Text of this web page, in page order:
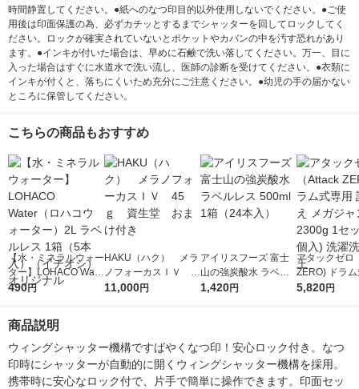
時間静置してください。●紙へのなつ印目的以外使用しないでください。●ご使
用後は印面保護の為、必ずカチッとするまでシャッターを回してロックしてく
ださい。ロックが確実されていないとポケットやカバンの中を汚す恐れがあり
ます。●インキが付いた場合は、早めに石鹸で洗い落してください。万一、目に
入った場合はすぐに水道水で洗い流し、医師の診断を受けてください。●衣類に
インキが付くと、落ちにくいため充分にご注意ください。●幼児の手の届かない
ところに保管してください。
こちらの商品もおすすめ
【水・ミネラルウォー
ター】LOHACO Wate
r（ロハコウォータ
シ） オリジナル
490円
HAKU（ハク） メラ
ノフォーカスＩＶ 4
5ｇ 資生堂 おまけ
11,000円
アイリスフーズ 富士
山の強炭酸水 ラベル
レス 500ml 1箱（24
1,420円
アタックゼロ
ZERO) ドラ
詰め替え メガ
5,820円
商品説明
ウィングシャッター機構ですばやくなつ印！安心ロック付き。なつ
印時にシャッターが自動的に開くウィングシャッター機構を採用。
携帯時に安心なロック付で、片手で簡単に操作できます。印面セッ